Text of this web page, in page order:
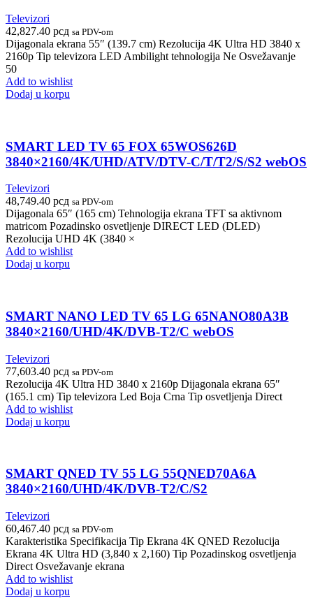
Televizori
42,827.40 рсд sa PDV-om
Dijagonala ekrana 55″ (139.7 cm) Rezolucija 4K Ultra HD 3840 x
2160p Tip televizora LED Ambilight tehnologija Ne Osvežavanje
50
Add to wishlist
Dodaj u korpu
SMART LED TV 65 FOX 65WOS626D
3840×2160/4K/UHD/ATV/DTV-C/T/T2/S/S2 webOS
Televizori
48,749.40 рсд sa PDV-om
Dijagonala 65″ (165 cm) Tehnologija ekrana TFT sa aktivnom
matricom Pozadinsko osvetljenje DIRECT LED (DLED)
Rezolucija UHD 4K (3840 ×
Add to wishlist
Dodaj u korpu
SMART NANO LED TV 65 LG 65NANO80A3B
3840×2160/UHD/4K/DVB-T2/C webOS
Televizori
77,603.40 рсд sa PDV-om
Rezolucija 4K Ultra HD 3840 x 2160p Dijagonala ekrana 65″
(165.1 cm) Tip televizora Led Boja Crna Tip osvetljenja Direct
Add to wishlist
Dodaj u korpu
SMART QNED TV 55 LG 55QNED70A6A
3840×2160/UHD/4K/DVB-T2/C/S2
Televizori
60,467.40 рсд sa PDV-om
Karakteristika Specifikacija Tip Ekrana 4K QNED Rezolucija
Ekrana 4K Ultra HD (3,840 x 2,160) Tip Pozadinskog osvetljenja
Direct Osvežavanje ekrana
Add to wishlist
Dodaj u korpu